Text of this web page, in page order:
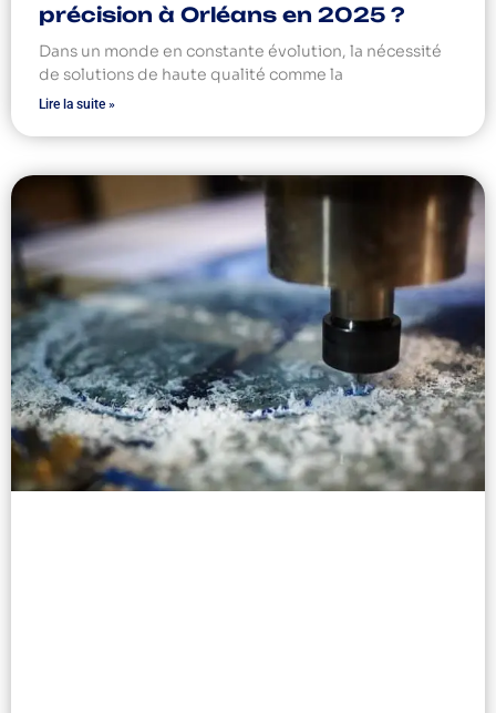
précision à Orléans en 2025 ?
Dans un monde en constante évolution, la nécessité
de solutions de haute qualité comme la
Lire la suite »